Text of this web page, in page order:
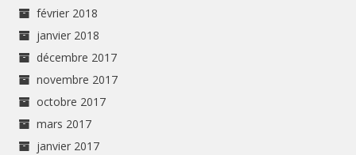
février 2018
janvier 2018
décembre 2017
novembre 2017
octobre 2017
mars 2017
janvier 2017